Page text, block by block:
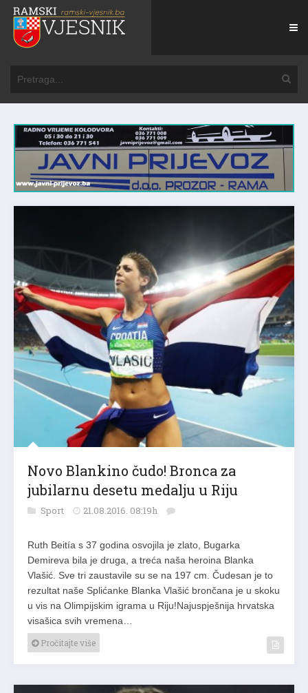
Novo Blankino čudo! Bronca za
jubilarnu desetu medalju u Riju
Sport 21.08.2016. 08:19h
Ruth Beitía s 37 godina osvojila je zlato, Bugarka
Demireva bila je druga, a treća naša heroina Blanka
Vlašić. Sve tri zaustavile su se na 197 cm. Čudesan je to
rezultat naše Splićanke Blanka Vlašić brončana je u skoku
u vis na Olimpijskim igrama u Riju!Najuspješnija hrvatska
visašica svih vremena…
Pročitajte više